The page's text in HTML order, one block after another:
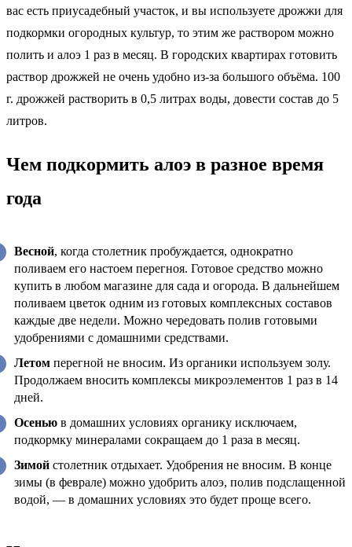
вас есть приусадебный участок, и вы используете дрожжи для
подкормки огородных культур, то этим же раствором можно
полить и алоэ 1 раз в месяц. В городских квартирах готовить
раствор дрожжей не очень удобно из-за большого объёма. 100
г. дрожжей растворить в 0,5 литрах воды, довести состав до 5
литров.
Чем подкормить алоэ в разное время
года
Весной, когда столетник пробуждается, однократно
поливаем его настоем перегноя. Готовое средство можно
купить в любом магазине для сада и огорода. В дальнейшем
поливаем цветок одним из готовых комплексных составов
каждые две недели. Можно чередовать полив готовыми
удобрениями с домашними средствами.
Летом перегной не вносим. Из органики используем золу.
Продолжаем вносить комплексы микроэлементов 1 раз в 14
дней.
Осенью в домашних условиях органику исключаем,
подкормку минералами сокращаем до 1 раза в месяц.
Зимой столетник отдыхает. Удобрения не вносим. В конце
зимы (в феврале) можно удобрить алоэ, полив подслащенной
водой, — в домашних условиях это будет проще всего.